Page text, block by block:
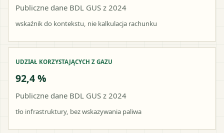
Publiczne dane BDL GUS z 2024
wskaźnik do kontekstu, nie kalkulacja rachunku
UDZIAŁ KORZYSTAJĄCYCH Z GAZU
92,4 %
Publiczne dane BDL GUS z 2024
tło infrastruktury, bez wskazywania paliwa